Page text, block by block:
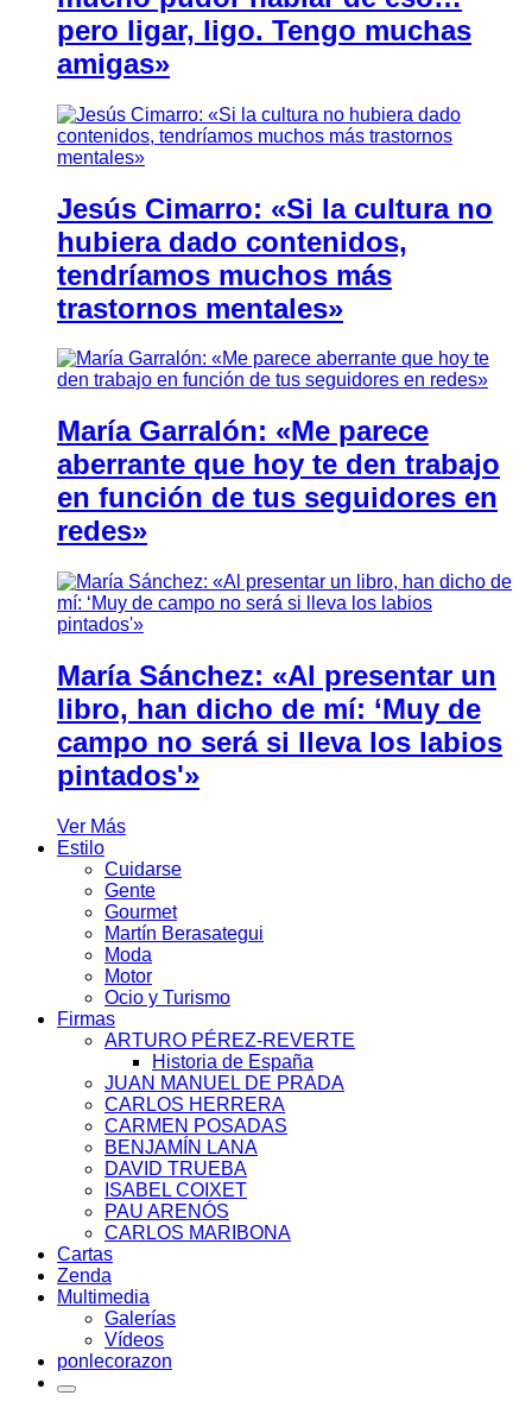
pero ligar, ligo. Tengo muchas
amigas»
Jesús Cimarro: «Si la cultura no
hubiera dado contenidos,
tendríamos muchos más
trastornos mentales»
María Garralón: «Me parece
aberrante que hoy te den trabajo
en función de tus seguidores en
redes»
María Sánchez: «Al presentar un
libro, han dicho de mí: ‘Muy de
campo no será si lleva los labios
pintados'»
Ver Más
Estilo
Cuidarse
Gente
Gourmet
Martín Berasategui
Moda
Motor
Ocio y Turismo
Firmas
ARTURO PÉREZ-REVERTE
Historia de España
JUAN MANUEL DE PRADA
CARLOS HERRERA
CARMEN POSADAS
BENJAMÍN LANA
DAVID TRUEBA
ISABEL COIXET
PAU ARENÓS
CARLOS MARIBONA
Cartas
Zenda
Multimedia
Galerías
Vídeos
ponlecorazon